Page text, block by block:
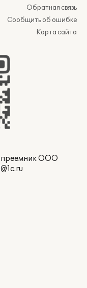
Обратная связь
Сообщить об ошибке
Карта сайта
ООО